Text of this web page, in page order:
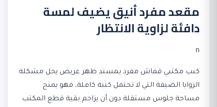
مقعد مفرد أنيق يضيف لمسة
دافئة لزاوية الانتظار
n
كنب مكتبي قماش مفرد بمسند ظهر عريض يحل مشكلة
الزوايا الضيقة التي لا تحتمل كنبة كاملة، فهو يمنح
مساحة جلوس مستقلة دون أن يزاحم بقية قطع المكتب